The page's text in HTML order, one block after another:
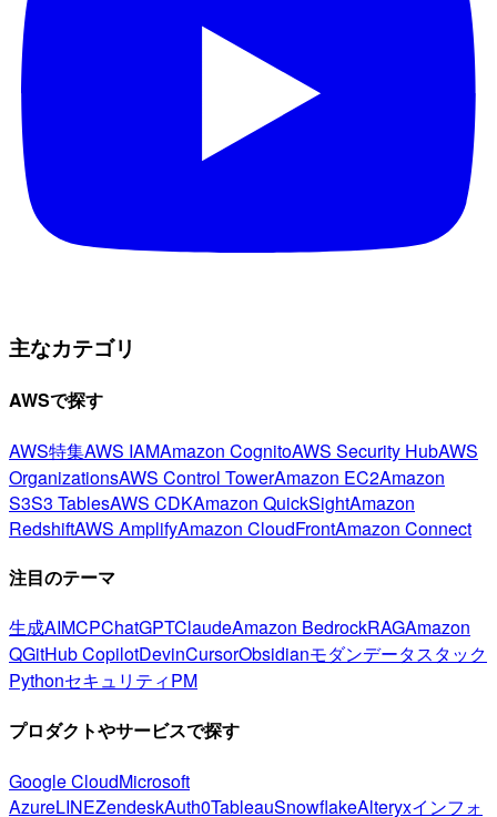
主なカテゴリ
AWSで探す
AWS特集AWS IAMAmazon CognitoAWS Security HubAWS
OrganizationsAWS Control TowerAmazon EC2Amazon
S3S3 TablesAWS CDKAmazon QuickSightAmazon
RedshiftAWS AmplifyAmazon CloudFrontAmazon Connect
注目のテーマ
生成AIMCPChatGPTClaudeAmazon BedrockRAGAmazon
QGitHub CopilotDevinCursorObsidianモダンデータスタック
PythonセキュリティPM
プロダクトやサービスで探す
Google CloudMicrosoft
AzureLINEZendeskAuth0TableauSnowflakeAlteryxインフォ